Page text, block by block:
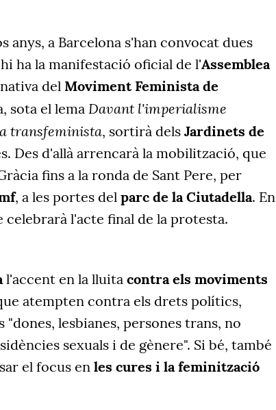
anys, a Barcelona s'han convocat dues
ha la manifestació oficial de l'Assemblea
del Moviment Feminista de
sota el lema Davant l'imperialisme
transfeminista, sortirà dels Jardinets de
Des d'allà arrencarà la mobilització, que
fins a la ronda de Sant Pere, per
, a les portes del parc de la Ciutadella. En
l'acte final de la protesta.
l'accent en la lluita contra els moviments
atempten contra els drets polítics,
"dones, lesbianes, persones trans, no
sexuals i de gènere". Si bé, també
el focus en les cures i la feminització